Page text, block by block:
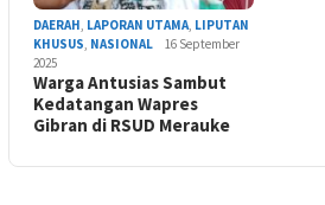
DAERAH, LAPORAN UTAMA, LIPUTAN
KHUSUS, NASIONAL
16 September
2025
Warga Antusias Sambut
Kedatangan Wapres
Gibran di RSUD Merauke